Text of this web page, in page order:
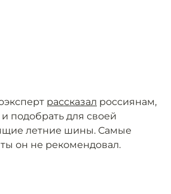
рассказал россиянам,
и подобрать для своей
летние шины. Самые
он не рекомендовал.